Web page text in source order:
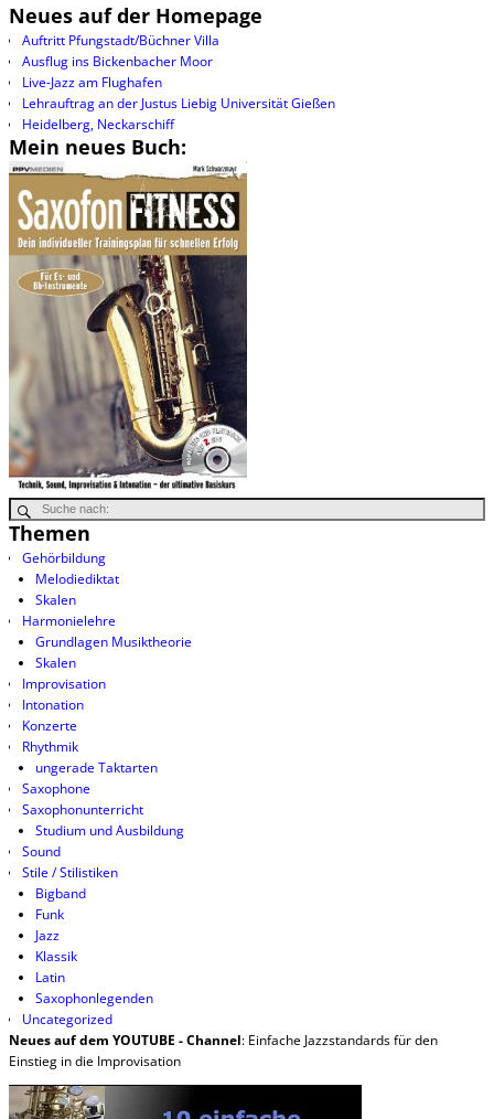
Neues auf der Homepage
Auftritt Pfungstadt/Büchner Villa
Ausflug ins Bickenbacher Moor
Live-Jazz am Flughafen
Lehrauftrag an der Justus Liebig Universität Gießen
Heidelberg, Neckarschiff
Mein neues Buch:
Themen
Gehörbildung
Melodiediktat
Skalen
Harmonielehre
Grundlagen Musiktheorie
Skalen
Improvisation
Intonation
Konzerte
Rhythmik
ungerade Taktarten
Saxophone
Saxophonunterricht
Studium und Ausbildung
Sound
Stile / Stilistiken
Bigband
Funk
Jazz
Klassik
Latin
Saxophonlegenden
Uncategorized
Neues auf dem YOUTUBE - Channel: Einfache Jazzstandards für den
Einstieg in die Improvisation